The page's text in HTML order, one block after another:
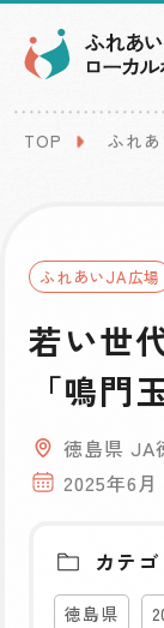
TOP ふれ
ふれあいJA広場
若い世
「鳴門
徳島県 JA
2025年6月
カテゴ
徳島県